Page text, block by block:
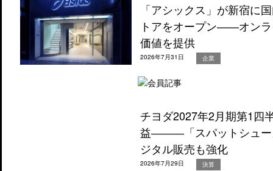
「アシックス」が新宿に
トアをオープン――オン
価値を提供
2026年7月31日 企業
チヨダ2027年2月期第1四
益―――「スパットシュー
ジタル販売も強化
2026年7月29日 決算